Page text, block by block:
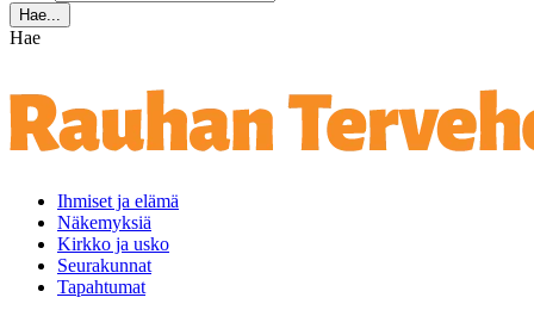
Hae...
Hae
Ihmiset ja elämä
Näkemyksiä
Kirkko ja usko
Seurakunnat
Tapahtumat